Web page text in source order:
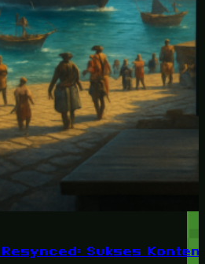
Sukses